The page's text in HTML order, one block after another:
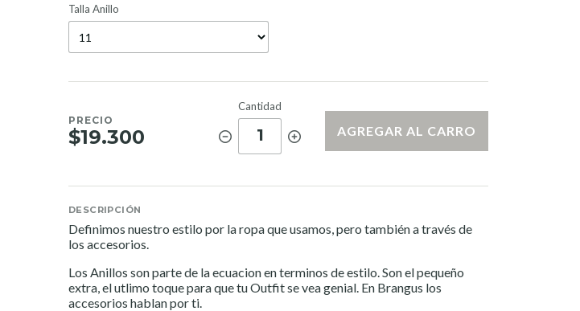
Talla Anillo
PRECIO
$19.300
Cantidad
1 AGREGAR AL CARRO
DESCRIPCIÓN
Definimos nuestro estilo por la ropa que usamos, pero también a través de
los accesorios.
Los Anillos son parte de la ecuacion en terminos de estilo. Son el pequeño
extra, el utlimo toque para que tu Outfit se vea genial. En Brangus los
accesorios hablan por ti.